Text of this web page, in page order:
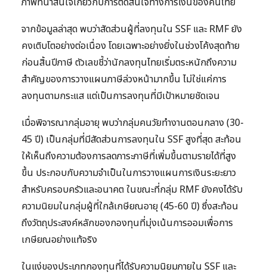
จากข้อมูลล่าสุด พบว่าสัดส่วนผู้ที่ลงทุนใน SSF และ RMF ยัง
คงเติบโตอย่างต่อเนื่อง โดยเฉพาะอย่างยิ่งในช่วงโค้งสุดท้าย
ก่อนสิ้นปีภาษี ตัวเลขชี้ว่านักลงทุนไทยเริ่มตระหนักถึงความ
สำคัญของการวางแผนภาษีล่วงหน้ามากขึ้น ไม่ใช่แค่การ
ลงทุนตามกระแส แต่เป็นการลงทุนที่มีเป้าหมายชัดเจน
เมื่อพิจารณากลุ่มอายุ พบว่ากลุ่มคนวัยทำงานตอนกลาง (30-
45 ปี) เป็นกลุ่มที่มีสัดส่วนการลงทุนใน SSF สูงที่สุด สะท้อน
ให้เห็นถึงความต้องการลดภาระภาษีที่เพิ่มขึ้นตามรายได้ที่สูง
ขึ้น ประกอบกับความจำเป็นในการวางแผนการเงินระยะยาว
สำหรับครอบครัวและอนาคต ในขณะที่กลุ่ม RMF ยังคงได้รับ
ความนิยมในกลุ่มผู้ที่ใกล้เกษียณอายุ (45-60 ปี) ซึ่งสะท้อน
ถึงวัตถุประสงค์หลักของกองทุนที่มุ่งเน้นการออมเพื่อการ
เกษียณอย่างแท้จริง
ในแง่ของประเภทกองทุนที่ได้รับความนิยมภายใน SSF และ